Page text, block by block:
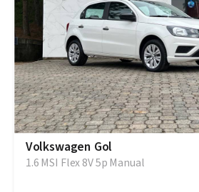
Volkswagen Gol
1.6 MSI Flex 8V 5p Manual